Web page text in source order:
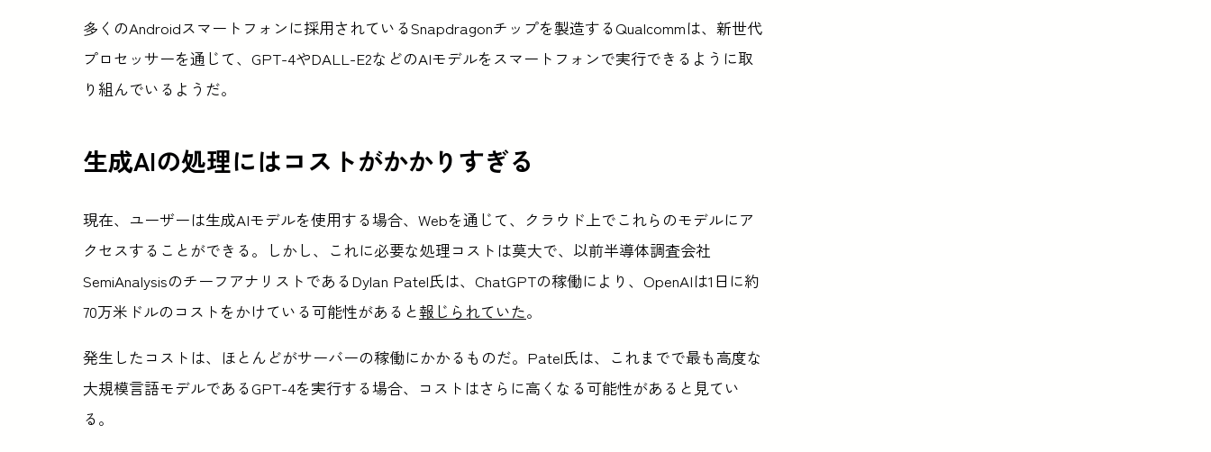
多くのAndroidスマートフォンに採用されているSnapdragonチップを製造するQualcommは、新世代
プロセッサーを通じて、GPT-4やDALL-E2などのAIモデルをスマートフォンで実行できるように取
り組んでいるようだ。
生成AIの処理にはコストがかかりすぎる
現在、ユーザーは生成AIモデルを使用する場合、Webを通じて、クラウド上でこれらのモデルにア
クセスすることができる。しかし、これに必要な処理コストは莫大で、以前半導体調査会社
SemiAnalysisのチーフアナリストであるDylan Patel氏は、ChatGPTの稼働により、OpenAIは1日に約
70万米ドルのコストをかけている可能性があると報じられていた。
発生したコストは、ほとんどがサーバーの稼働にかかるものだ。Patel氏は、これまでで最も高度な
大規模言語モデルであるGPT-4を実行する場合、コストはさらに高くなる可能性があると見てい
る。